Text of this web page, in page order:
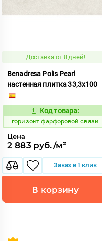
Доставка от 8 дней!
Benadresa Polis Pearl
настенная плитка 33,3x100
310836
Код товара:
горизонт фарфоровой связи
Цена
2 883 руб./м²
Заказ в 1 клик
В корзину